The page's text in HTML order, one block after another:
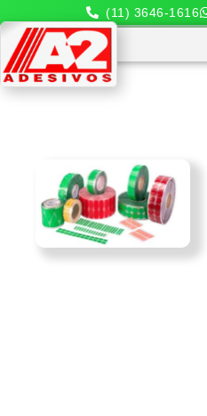
(11) 3646-1616